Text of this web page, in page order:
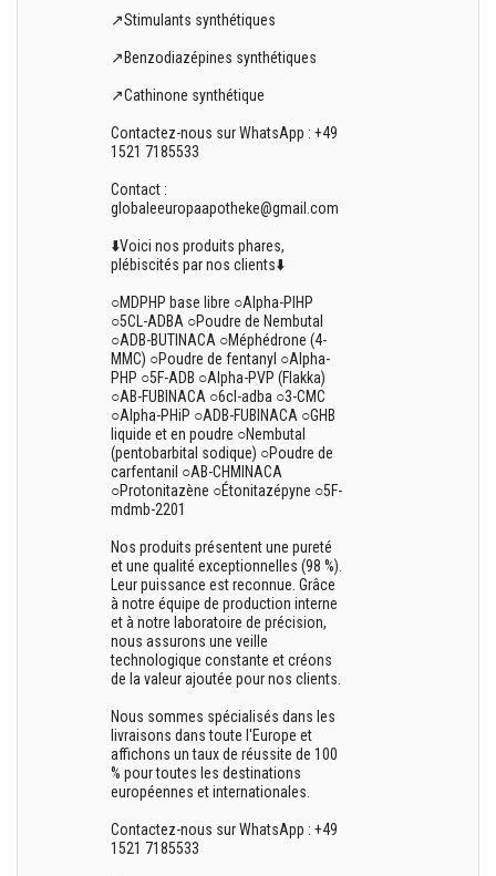
↗️Stimulants synthétiques
↗️Benzodiazépines synthétiques
↗️Cathinone synthétique
Contactez-nous sur WhatsApp : +49
1521 7185533
Contact :
globaleeuropaapotheke@gmail.com
⬇️Voici nos produits phares,
plébiscités par nos clients⬇️
○MDPHP base libre ○Alpha-PIHP
○5CL-ADBA ○Poudre de Nembutal
○ADB-BUTINACA ○Méphédrone (4-
MMC) ○Poudre de fentanyl ○Alpha-
PHP ○5F-ADB ○Alpha-PVP (Flakka)
○AB-FUBINACA ○6cl-adba ○3-CMC
○Alpha-PHiP ○ADB-FUBINACA ○GHB
liquide et en poudre ○Nembutal
(pentobarbital sodique) ○Poudre de
carfentanil ○AB-CHMINACA
○Protonitazène ○Étonitazépyne ○5F-
mdmb-2201
Nos produits présentent une pureté
et une qualité exceptionnelles (98 %).
Leur puissance est reconnue. Grâce
à notre équipe de production interne
et à notre laboratoire de précision,
nous assurons une veille
technologique constante et créons
de la valeur ajoutée pour nos clients.
Nous sommes spécialisés dans les
livraisons dans toute l'Europe et
affichons un taux de réussite de 100
% pour toutes les destinations
européennes et internationales.
Contactez-nous sur WhatsApp : +49
1521 7185533